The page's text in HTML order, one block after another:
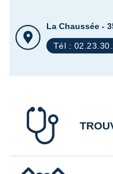
La Chaussée -
Tél :